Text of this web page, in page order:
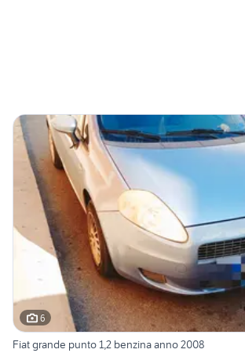
6
Fiat grande punto 1,2 benzina anno 2008